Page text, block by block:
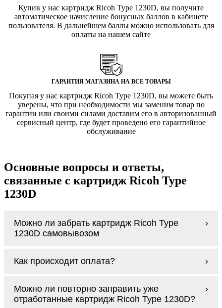
Купив у нас картридж Ricoh Type 1230D, вы получите
автоматическое начисление бонусных баллов в кабинете
пользователя. В дальнейшем баллы можно использовать для
оплаты на нашем сайте
ГАРАНТИЯ МАГАЗИНА НА ВСЕ ТОВАРЫ
Покупая у нас картридж Ricoh Type 1230D, вы можете быть
уверены, что при необходимости мы заменим товар по
гарантии или своими силами доставим его в авторизованный
сервисный центр, где будет проведено его гарантийное
обслуживание
Основные вопросы и ответы,
связанные с картридж Ricoh Type
1230D
Можно ли забрать картридж Ricoh Type
1230D самовывозом
доставим заказ и сделаем это бесплатно
доставляем Вам картридж Ricoh Type
1230D
Как происходит оплата?
наличными курьеру при получении заказа.
Можно ли повторно заправить уже
отработанные картридж Ricoh Type 1230D?